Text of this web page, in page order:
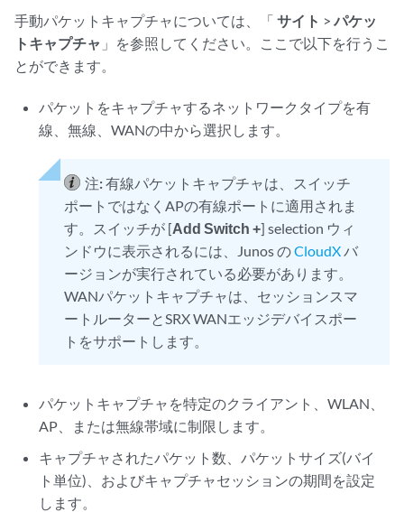
手動パケットキャプチャについては、「 サイト > パケッ
トキャプチャ 」を参照してください。ここで以下を行うこ
とができます。
パケットをキャプチャするネットワークタイプを有
線、無線、WANの中から選択します。
注:有線パケットキャプチャは、スイッチ
ポートではなくAPの有線ポートに適用されま
す。スイッチが [Add Switch +] selection ウィ
ンドウに表示されるには、Junos のCloudXバ
ージョンが実行されている必要があります。
WANパケットキャプチャは、セッションスマ
ートルーターとSRX WANエッジデバイスポー
トをサポートします。
パケットキャプチャを特定のクライアント、WLAN、
AP、または無線帯域に制限します。
キャプチャされたパケット数、パケットサイズ(バイ
ト単位)、およびキャプチャセッションの期間を設定
します。